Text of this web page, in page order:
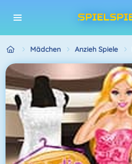
Mädchen Anzieh Spiele